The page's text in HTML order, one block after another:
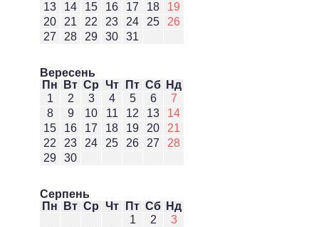
13
14 15 16 17 18
19
20
21 22 23 24 25
26
27
28 29 30 31
Вересень
Пн
Вт Ср Чт Пт Сб Нд
1
2 3 4 5 6
7
8
9 10 11 12 13
14
15
16 17 18 19 20
21
22
23 24 25 26 27
28
29
30
Серпень
Пн
Вт Ср Чт Пт Сб Нд
1
2
3